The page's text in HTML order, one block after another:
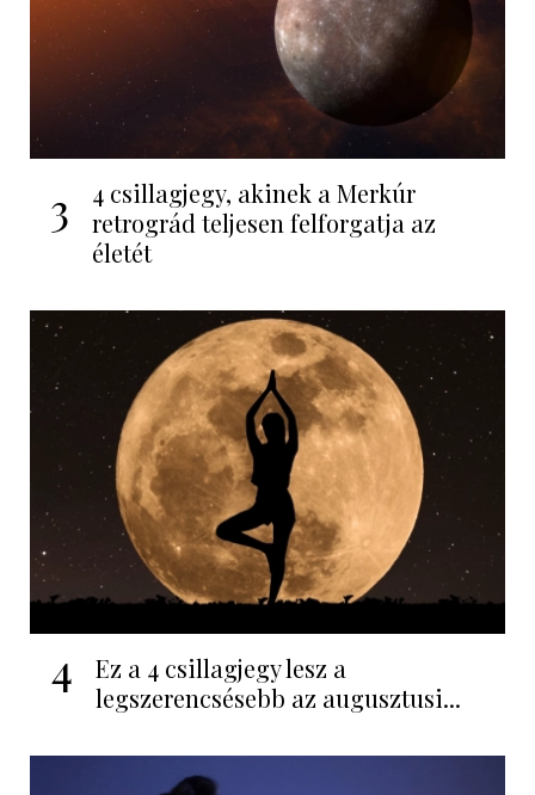
3
4 csillagjegy, akinek a Merkúr
retrográd teljesen felforgatja az
életét
4
Ez a 4 csillagjegy lesz a
legszerencsésebb az augusztusi...